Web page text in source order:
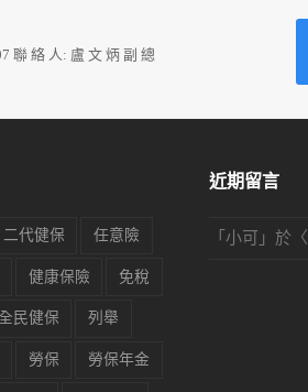
聯 絡 人: 盧 文 炳 副 總
二代健保 任意險
健康保險 免稅
民健保 列舉
勞保 勞保年金
近期留言
「 小可 」於〈